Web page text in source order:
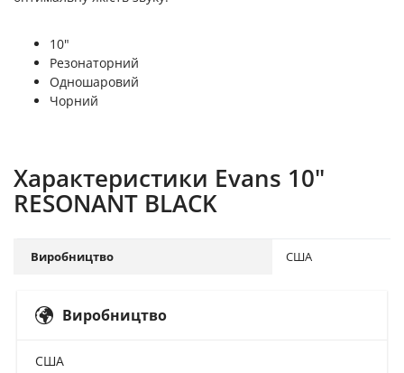
10"
Резонаторний
Одношаровий
Чорний
Характеристики Evans 10"
RESONANT BLACK
Виробництво США
Виробництво
США